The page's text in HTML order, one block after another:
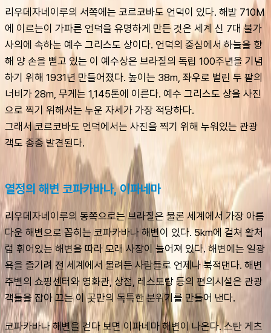
리우데자네이루의 서쪽에는 코르코바도 언덕이 있다. 해발 710M
에 이르는이 가파른 언덕을 유명하게 만든 것은 세계 신 7대 불가
사의에 속하는 예수 그리스도 상이다. 언덕의 중심에서 하늘을 향
해 양 손을 뻗고 있는 이 예수상은 브라질의 독립 100주년을 기념
하기 위해 1931년 만들어졌다. 높이는 38m, 좌우로 벌린 두 팔의
너비가 28m, 무게는 1,145톤에 이른다. 예수 그리스도 상을 사진
으로 찍기 위해서는 누운 자세가 가장 적당하다.
그래서 코르코바도 언덕에서는 사진을 찍기 위해 누워있는 관광
객도 종종 발견된다.
열정의 해변 코파카바나, 이파네마
리우데자네이루의 동쪽으로는 브라질은 물론 세계에서 가장 아름
다운 해변으로 꼽히는 코파카바나 해변이 있다. 5km에 걸쳐 활처
럼 휘어있는 해변을 따라 모래 사장이 늘어져 있다. 해변에는 일광
욕을 즐기려 전 세계에서 몰려든 사람들로 언제나 북적댄다. 해변
주변의 쇼핑센터와 영화관, 상점, 레스토랑 등의 편의시설은 관광
객들을 잡아 끄는 이 곳만의 독특한 분위기를 만들어 낸다.
코파카바나 해변을 걷다 보면 이파네마 해변이 나온다. 스탄 게츠